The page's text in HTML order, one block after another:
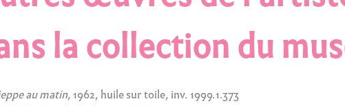
la collection du
au matin, 1962, huile sur toile, inv. 1999.1.373